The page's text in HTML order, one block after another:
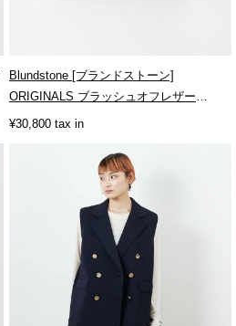
Blundstone [ブランドストーン]
ORIGINALS ブラッシュオフレザー
[BS250619...
¥30,800 tax in